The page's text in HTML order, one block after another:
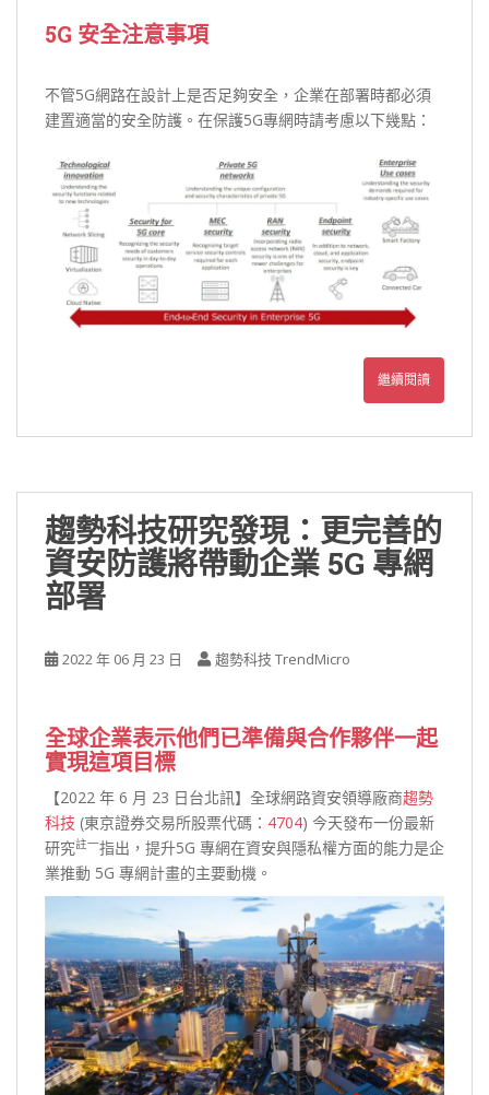
5G 安全注意事項
不管5G網路在設計上是否足夠安全，企業在部署時都必須
建置適當的安全防護。在保護5G專網時請考慮以下幾點：
繼續閱讀
趨勢科技研究發現：更完善的
資安防護將帶動企業 5G 專網
部署
2022 年 06 月 23 日 趨勢科技 TrendMicro
全球企業表示他們已準備與合作夥伴一起
實現這項目標
【2022 年 6 月 23 日台北訊】全球網路資安領導廠商趨勢
科技 (東京證券交易所股票代碼： 4704) 今天發布一份最新
研究註一指出，提升5G 專網在資安與隱私權方面的能力是企
業推動 5G 專網計畫的主要動機。